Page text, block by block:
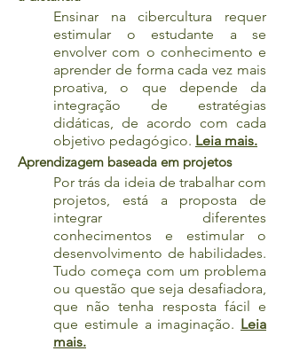
Ensinar na cibercultura requer
estimular o estudante a se
envolver com o conhecimento e
aprender de forma cada vez mais
proativa, o que depende da
integração de estratégias
didáticas, de acordo com cada
objetivo pedagógico. Leia mais.
Aprendizagem baseada em projetos
Por trás da ideia de trabalhar com
projetos, está a proposta de
integrar diferentes
conhecimentos e estimular o
desenvolvimento de habilidades.
Tudo começa com um problema
ou questão que seja desafiadora,
que não tenha resposta fácil e
que estimule a imaginação. Leia
mais.